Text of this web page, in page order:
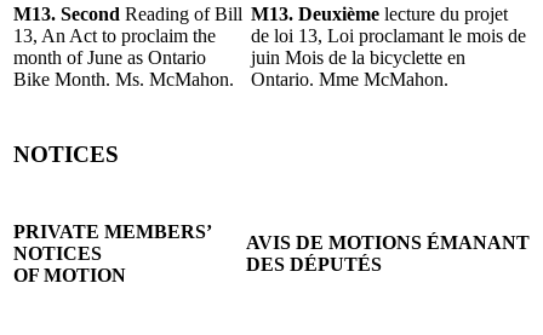
M13. Second Reading of Bill
13, An Act to proclaim the
month of June as Ontario
Bike Month. Ms. McMahon.
M13. Deuxième lecture du projet
de loi 13, Loi proclamant le mois de
juin Mois de la bicyclette en
Ontario. Mme McMahon.
NOTICES
PRIVATE MEMBERS’
NOTICES
OF MOTION
AVIS DE MOTIONS ÉMANANT
DES DÉPUTÉS